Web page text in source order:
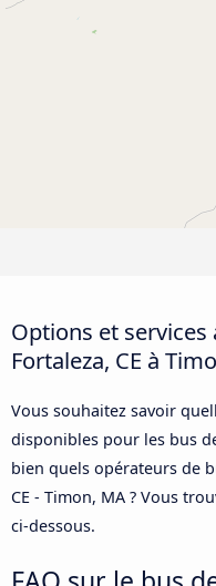
Options et
Fortaleza, CE à
Vous souhaitez savoir
disponibles pour les bus
bien quels opérateurs de
CE - Timon, MA ? Vous
ci-dessous.